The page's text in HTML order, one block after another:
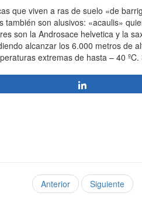
que viven a ras de suelo «de
son alusivos: «acaulis»
son la Androsace helvetica y la
alcanzar los 6.000 metros de
extremas de hasta – 40
Anterior Siguiente